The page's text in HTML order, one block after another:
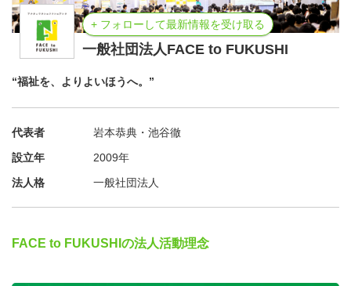
上記のような多岐にわたる業務を、共同代表2名と常勤ス
タッフ3名で進めています。
FUKUSHI meets!の参加学生広報に力を入れたいことと、
就職フェアに興味を持ってくださる法人様も増えているた
く、中途採用についても課題を感じているため、新規事業
の構想もあります。
事業をより加速させていくため、あなたのお力をお貸しく
+ フォローして最新情報を受け取る
一般社団法人FACE to FUKUSHI
“福祉を、よりよいほうへ。”
代表者
岩本恭典・池谷徹
設立年
2009年
法人格
一般社団法人
FACE to FUKUSHIの法人活動理念